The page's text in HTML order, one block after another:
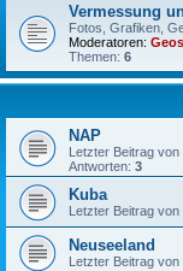
Vermessung
Fotos, Grafiken,
Moderatoren:
Themen: 6
NAP
Letzter Beitrag von
Antworten: 3
Kuba
Letzter Beitrag von
Neuseeland
Letzter Beitrag von